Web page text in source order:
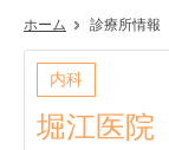
ホーム 診療所情報
内科
堀江医院